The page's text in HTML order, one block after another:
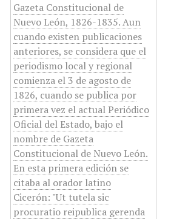
Gazeta Constitucional de
Nuevo León, 1826-1835. Aun
cuando existen publicaciones
anteriores, se considera que el
periodismo local y regional
comienza el 3 de agosto de
1826, cuando se publica por
primera vez el actual Periódico
Oficial del Estado, bajo el
nombre de Gazeta
Constitucional de Nuevo León.
En esta primera edición se
citaba al orador latino
Cicerón: "Ut tutela sic
procuratio reipublica gerenda